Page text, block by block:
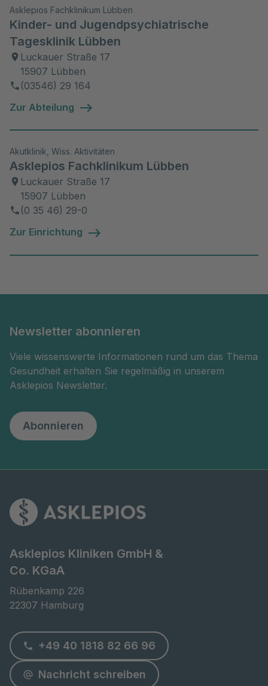
Asklepios Fachklinikum Lübben
Kinder- und Jugendpsychiatrische
Tagesklinik Lübben
Luckauer Straße 17
15907 Lübben
(03546) 29 164
Zur Abteilung
Akutklinik, Wiss. Aktivitäten
Asklepios Fachklinikum Lübben
Luckauer Straße 17
15907 Lübben
(0 35 46) 29-0
Zur Einrichtung
Newsletter abonnieren
Viele wissenswerte Informationen rund um das Thema
Gesundheit erhalten Sie regelmäßig in unserem
Asklepios Newsletter.
Abonnieren
Asklepios Kliniken GmbH &
Co. KGaA
Rübenkamp 226
22307 Hamburg
+49 40 1818 82 66 96
Nachricht schreiben